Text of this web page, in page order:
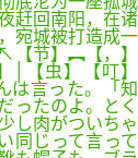
赶回南阳，在诸
宛城被打造成一
节】︻【，】
【虫】【叮】
は言った。「知
ったのよ。とく
し肉がついちゃ
同じって言って